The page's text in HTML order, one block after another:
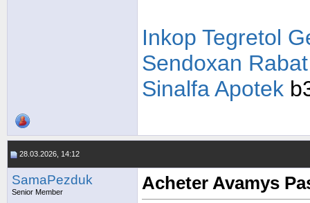
Inkop Tegretol
Sendoxan Rabat
Sinalfa Apotek
28.03.2026, 14:12
SamaPezduk
Senior Member
Acheter Avamys